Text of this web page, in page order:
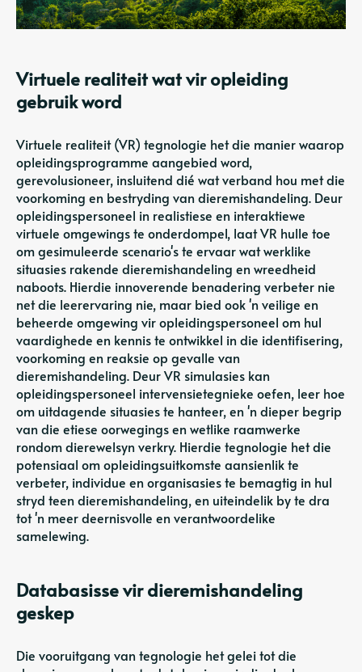
Virtuele realiteit wat vir opleiding
gebruik word
Virtuele realiteit (VR) tegnologie het die manier waarop
opleidingsprogramme aangebied word,
gerevolusioneer, insluitend dié wat verband hou met die
voorkoming en bestryding van dieremishandeling. Deur
opleidingspersoneel in realistiese en interaktiewe
virtuele omgewings te onderdompel, laat VR hulle toe
om gesimuleerde scenario's te ervaar wat werklike
situasies rakende dieremishandeling en wreedheid
naboots. Hierdie innoverende benadering verbeter nie
net die leerervaring nie, maar bied ook 'n veilige en
beheerde omgewing vir opleidingspersoneel om hul
vaardighede en kennis te ontwikkel in die identifisering,
voorkoming en reaksie op gevalle van
dieremishandeling. Deur VR simulasies kan
opleidingspersoneel intervensietegnieke oefen, leer hoe
om uitdagende situasies te hanteer, en 'n dieper begrip
van die etiese oorwegings en wetlike raamwerke
rondom dierewelsyn verkry. Hierdie tegnologie het die
potensiaal om opleidingsuitkomste aansienlik te
verbeter, individue en organisasies te bemagtig in hul
stryd teen dieremishandeling, en uiteindelik by te dra
tot 'n meer deernisvolle en verantwoordelike
samelewing.
Databasisse vir dieremishandeling
geskep
Die vooruitgang van tegnologie het gelei tot die